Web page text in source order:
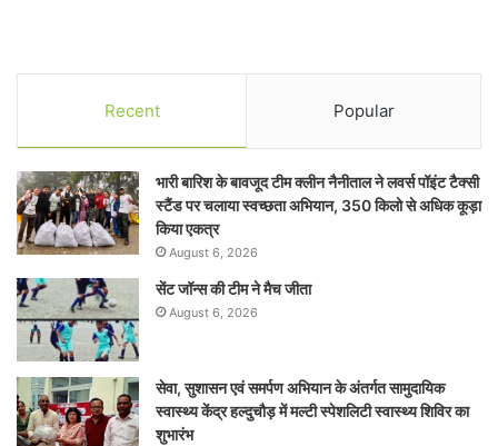
Recent Popular
भारी बारिश के बावजूद टीम क्लीन नैनीताल ने लवर्स पॉइंट टैक्सी
स्टैंड पर चलाया स्वच्छता अभियान, 350 किलो से अधिक कूड़ा
किया एकत्र
August 6, 2026
सेंट जॉन्स की टीम ने मैच जीता
August 6, 2026
सेवा, सुशासन एवं समर्पण अभियान के अंतर्गत सामुदायिक
स्वास्थ्य केंद्र हल्दुचौड़ में मल्टी स्पेशलिटी स्वास्थ्य शिविर का
शुभारंभ